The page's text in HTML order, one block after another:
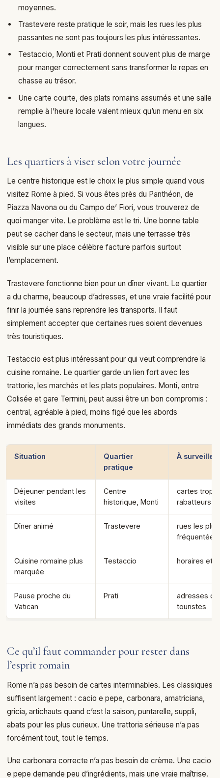
moyennes.
Trastevere reste pratique le soir, mais les rues les plus
passantes ne sont pas toujours les plus intéressantes.
Testaccio, Monti et Prati donnent souvent plus de marge
pour manger correctement sans transformer le repas en
chasse au trésor.
Une carte courte, des plats romains assumés et une salle
remplie à l’heure locale valent mieux qu’un menu en six
langues.
Les quartiers à viser selon votre journée
Le centre historique est le choix le plus simple quand vous
visitez Rome à pied. Si vous êtes près du Panthéon, de
Piazza Navona ou du Campo de’ Fiori, vous trouverez de
quoi manger vite. Le problème est le tri. Une bonne table
peut se cacher dans le secteur, mais une terrasse très
visible sur une place célèbre facture parfois surtout
l’emplacement.
Trastevere fonctionne bien pour un dîner vivant. Le quartier
a du charme, beaucoup d’adresses, et une vraie facilité pour
finir la journée sans reprendre les transports. Il faut
simplement accepter que certaines rues soient devenues
très touristiques.
Testaccio est plus intéressant pour qui veut comprendre la
cuisine romaine. Le quartier garde un lien fort avec les
trattorie, les marchés et les plats populaires. Monti, entre
Colisée et gare Termini, peut aussi être un bon compromis :
central, agréable à pied, moins figé que les abords
immédiats des grands monuments.
Situation
Quartier
pratique
À surveiller
Déjeuner pendant les
visites
Centre
historique, Monti
cartes trop
rabatteurs
Dîner animé Trastevere
rues les plus
fréquentées
Cuisine romaine plus
marquée
Testaccio horaires et
Pause proche du
Vatican
Prati
adresses
touristes
Ce qu’il faut commander pour rester dans
l’esprit romain
Rome n’a pas besoin de cartes interminables. Les classiques
suffisent largement : cacio e pepe, carbonara, amatriciana,
gricia, artichauts quand c’est la saison, puntarelle, supplì,
abats pour les plus curieux. Une trattoria sérieuse n’a pas
forcément tout, tout le temps.
Une carbonara correcte n’a pas besoin de crème. Une cacio
e pepe demande peu d’ingrédients, mais une vraie maîtrise.